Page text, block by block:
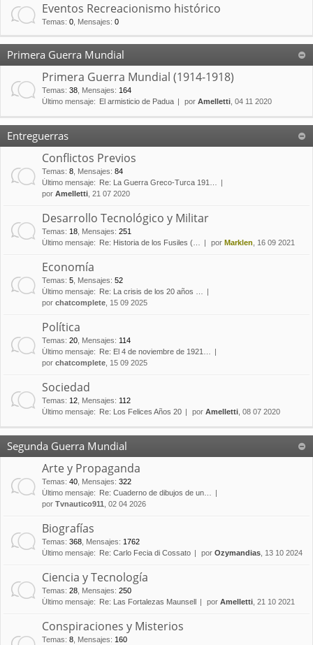
Eventos Recreacionismo histórico
Temas: 0 Mensajes: 0
Primera Guerra Mundial
Primera Guerra Mundial (1914-1918)
Temas: 38 Mensajes: 164
Último mensaje:
El armisticio de Padua por Amelletti , 04 11 2020
Entreguerras
Conflictos Previos
Temas: 8 Mensajes: 84
Último mensaje:
Re: La Guerra Greco-Turca 191…
por Amelletti , 21 07 2020
Desarrollo Tecnológico y Militar
Temas: 18 Mensajes: 251
Último mensaje:
Re: Historia de los Fusiles (… por Marklen , 16 09 2021
Economía
Temas: 5 Mensajes: 52
Último mensaje:
Re: La crisis de los 20 años …
por chatcomplete , 15 09 2025
Política
Temas: 20 Mensajes: 114
Último mensaje:
Re: El 4 de noviembre de 1921…
por chatcomplete , 15 09 2025
Sociedad
Temas: 12 Mensajes: 112
Último mensaje:
Re: Los Felices Años 20 por Amelletti , 08 07 2020
Segunda Guerra Mundial
Arte y Propaganda
Temas: 40 Mensajes: 322
Último mensaje:
Re: Cuaderno de dibujos de un…
por Tvnautico911 , 02 04 2026
Biografías
Temas: 368 Mensajes: 1762
Último mensaje:
Re: Carlo Fecia di Cossato por Ozymandias , 13 10 2024
Ciencia y Tecnología
Temas: 28 Mensajes: 250
Último mensaje:
Re: Las Fortalezas Maunsell por Amelletti , 21 10 2021
Conspiraciones y Misterios
Temas: 8 Mensajes: 160